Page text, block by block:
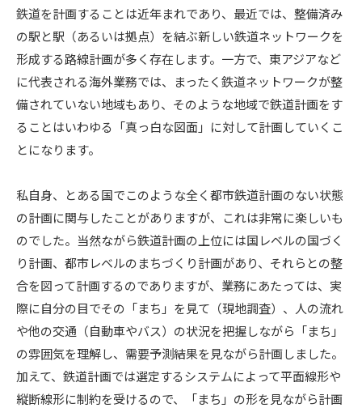
鉄道を計画することは近年まれであり、最近では、整備済み
の駅と駅（あるいは拠点）を結ぶ新しい鉄道ネットワークを
形成する路線計画が多く存在します。一方で、東アジアなど
に代表される海外業務では、まったく鉄道ネットワークが整
備されていない地域もあり、そのような地域で鉄道計画をす
ることはいわゆる「真っ白な図面」に対して計画していくこ
とになります。
私自身、とある国でこのような全く都市鉄道計画のない状態
の計画に関与したことがありますが、これは非常に楽しいも
のでした。当然ながら鉄道計画の上位には国レベルの国づく
り計画、都市レベルのまちづくり計画があり、それらとの整
合を図って計画するのでありますが、業務にあたっては、実
際に自分の目でその「まち」を見て（現地調査）、人の流れ
や他の交通（自動車やバス）の状況を把握しながら「まち」
の雰囲気を理解し、需要予測結果を見ながら計画しました。
加えて、鉄道計画では選定するシステムによって平面線形や
縦断線形に制約を受けるので、「まち」の形を見ながら計画